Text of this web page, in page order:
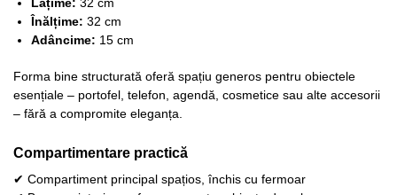
Lățime: 32 cm
Înălțime: 32 cm
Adâncime: 15 cm
Forma bine structurată oferă spațiu generos pentru obiectele
esențiale – portofel, telefon, agendă, cosmetice sau alte accesorii
– fără a compromite eleganța.
Compartimentare practică
✔ Compartiment principal spațios, închis cu fermoar